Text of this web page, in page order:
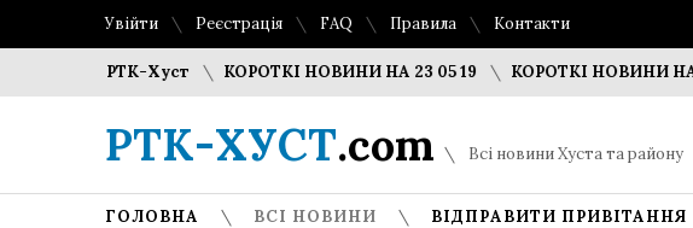
Увійти Реєстрація FAQ Правила Контакти
РТК-Хуст КОРОТКІ НОВИНИ НА 23 05 19 КОРОТКІ НОВИНИ НА 22 05 19
РТК-ХУСТ.com Всі новини Хуста та району
ГОЛОВНА ВСІ НОВИНИ ВІДПРАВИТИ ПРИВІТАННЯ